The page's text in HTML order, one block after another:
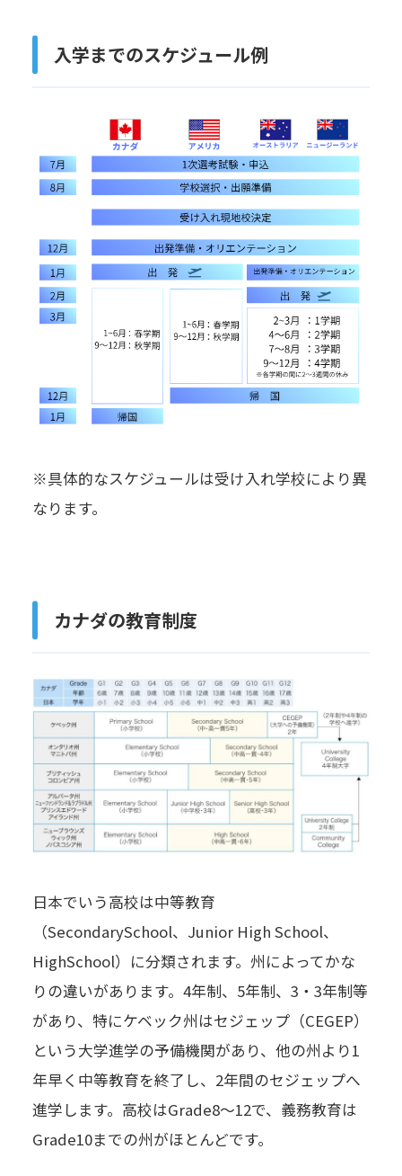
入学までのスケジュール例
※具体的なスケジュールは受け入れ学校により異
なります。
カナダの教育制度
日本でいう高校は中等教育
（SecondarySchool、Junior High School、
HighSchool）に分類されます。州によってかな
りの違いがあります。4年制、5年制、3・3年制等
があり、特にケベック州はセジェップ（CEGEP）
という大学進学の予備機関があり、他の州より1
年早く中等教育を終了し、2年間のセジェップへ
進学します。高校はGrade8〜12で、義務教育は
Grade10までの州がほとんどです。